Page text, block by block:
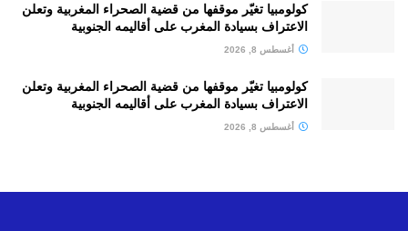
كولومبيا تغيّر موقفها من قضية الصحراء المغربية وتعلن
الاعتراف بسيادة المغرب على أقاليمه الجنوبية
أغسطس 8, 2026
كولومبيا تغيّر موقفها من قضية الصحراء المغربية وتعلن
الاعتراف بسيادة المغرب على أقاليمه الجنوبية
أغسطس 8, 2026